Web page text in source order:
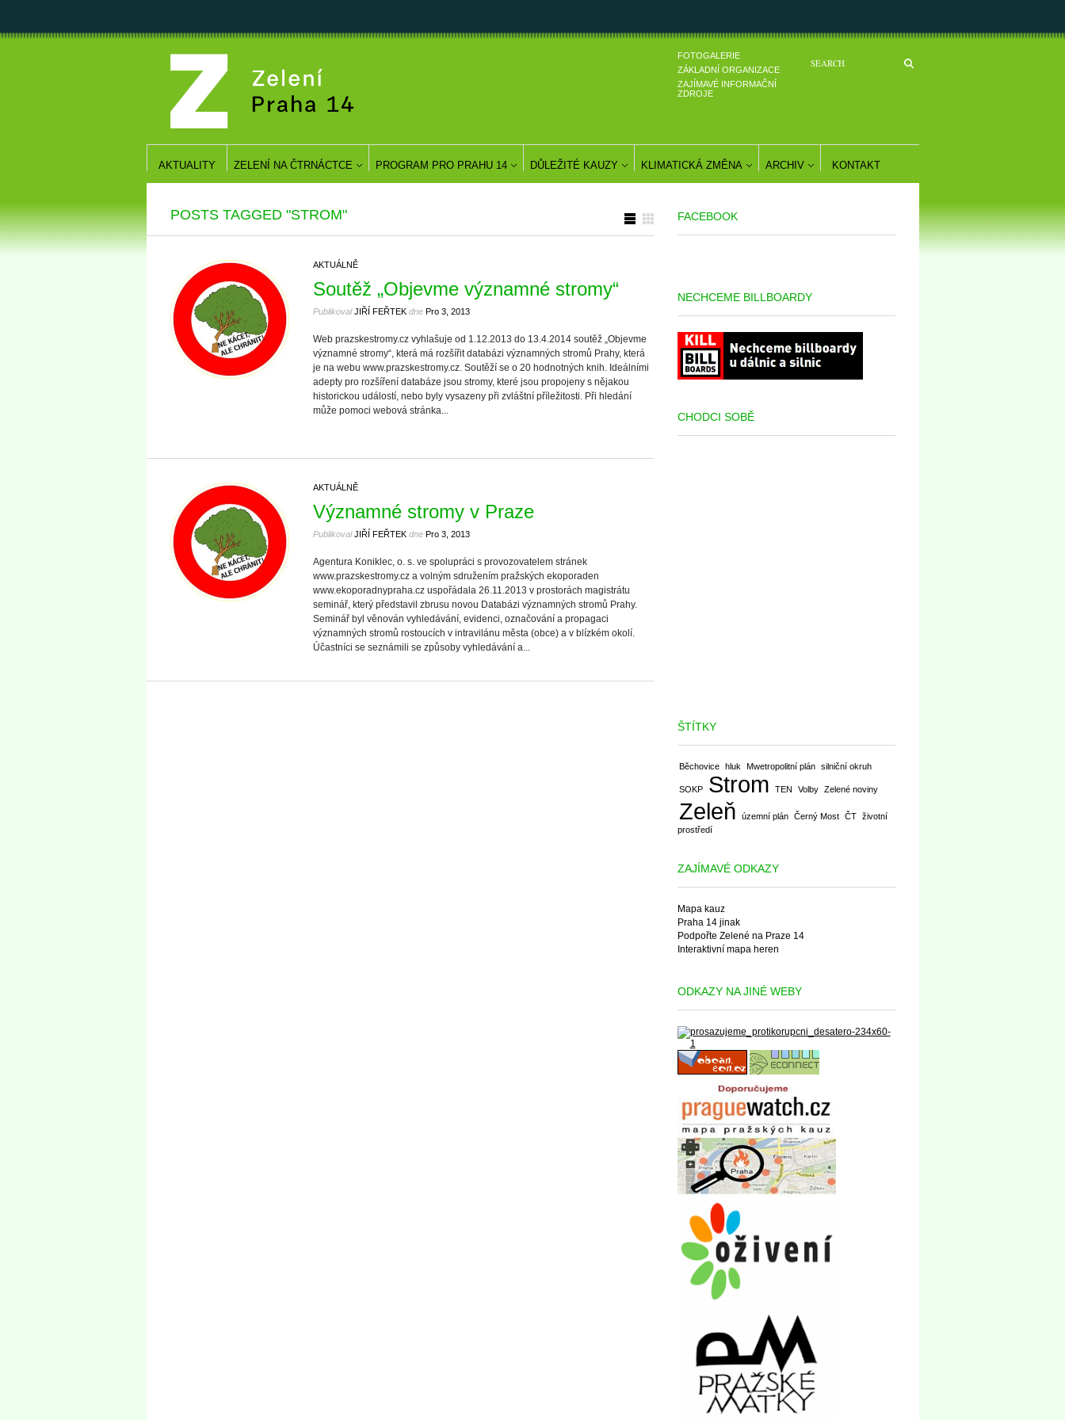
FOTOGALERIE
ZÁKLADNÍ ORGANIZACE
ZAJÍMAVÉ INFORMAČNÍ
ZDROJE
AKTUALITY ZELENÍ NA ČTRNÁCTCE PROGRAM PRO PRAHU 14 DŮLEŽITÉ KAUZY KLIMATICKÁ ZMĚNA ARCHIV KONTAKT
POSTS TAGGED "STROM"
AKTUÁLNĚ
Soutěž „Objevme významné stromy“
PublikovalJIŘÍ FEŘTEKdne Pro 3, 2013
Web prazskestromy.cz vyhlašuje od 1.12.2013 do 13.4.2014 soutěž „Objevme
významné stromy“, která má rozšířit databázi významných stromů Prahy, která
je na webu www.prazskestromy.cz. Soutěží se o 20 hodnotných knih. Ideálními
adepty pro rozšíření databáze jsou stromy, které jsou propojeny s nějakou
historickou událostí, nebo byly vysazeny při zvláštní příležitosti. Při hledání
může pomoci webová stránka...
AKTUÁLNĚ
Významné stromy v Praze
PublikovalJIŘÍ FEŘTEKdne Pro 3, 2013
Agentura Koniklec, o. s. ve spolupráci s provozovatelem stránek
www.prazskestromy.cz a volným sdružením pražských ekoporaden
www.ekoporadnypraha.cz uspořádala 26.11.2013 v prostorách magistrátu
seminář, který představil zbrusu novou Databázi významných stromů Prahy.
Seminář byl věnován vyhledávání, evidenci, označování a propagaci
významných stromů rostoucích v intravilánu města (obce) a v blízkém okolí.
Účastníci se seznámili se způsoby vyhledávání a...
FACEBOOK
NECHCEME BILLBOARDY
CHODCI SOBĚ
ŠTÍTKY
Běchovice hluk Mwetropolitní plán silniční okruh
SOKP Strom TEN Volby Zelené noviny
Zeleň územní plán Černý Most ČT
životní
prostředí
ZAJÍMAVÉ ODKAZY
Mapa kauz
Praha 14 jinak
Podpořte Zelené na Praze 14
Interaktivní mapa heren
ODKAZY NA JINÉ WEBY